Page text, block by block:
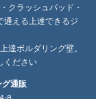
クラッシュパッド・
通える上達できるジ
達ボルダリング壁。
ください
グ通販
8